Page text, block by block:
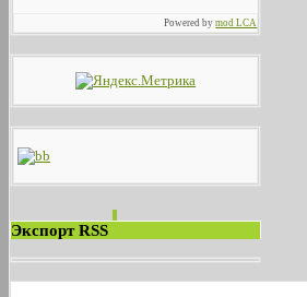
Powered bymod LCA
Экспорт RSS